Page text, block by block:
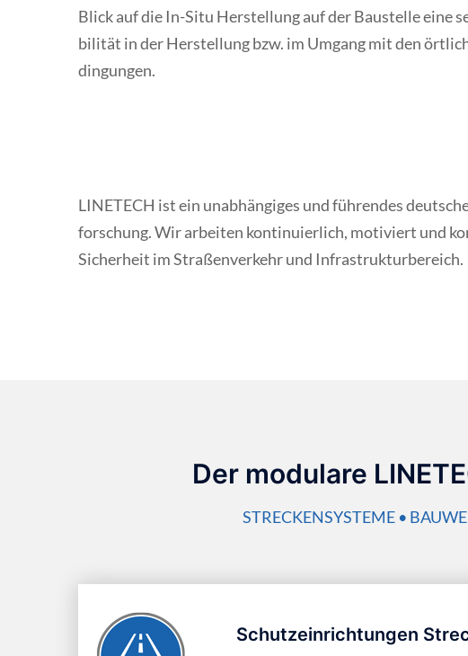
Blick auf die In-Situ Herstellung auf der Baustelle eine
bilität in der Her­stellung bzw. im Umgang mit den
dingungen.
LINETECH ist ein unabhängiges und führendes
forschung. Wir arbeiten kontinuierlich, motiviert und
Sicherheit im Straßenverkehr und Infra­struktur­bereich.
Der modulare
STRECKENSYSTEME •
Schutzeinrichtungen